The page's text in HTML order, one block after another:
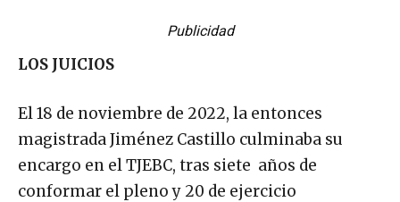
Publicidad
LOS JUICIOS
El 18 de noviembre de 2022, la entonces
magistrada Jiménez Castillo culminaba su
encargo en el TJEBC, tras siete años de
conformar el pleno y 20 de ejercicio